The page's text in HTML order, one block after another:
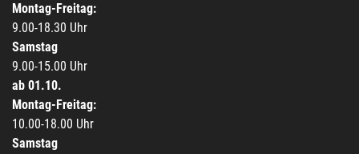
Montag-Freitag:
9.00-18.30 Uhr
Samstag
9.00-15.00 Uhr
ab 01.10.
Montag-Freitag:
10.00-18.00 Uhr
Samstag